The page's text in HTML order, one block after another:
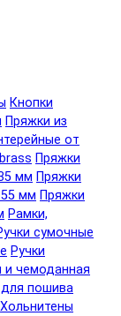
Кнопки
Пряжки из
от
Пряжки
мм Пряжки
мм Пряжки
Рамки,
сумочные
Ручки
и чемоданная
для пошива
Хольнитены